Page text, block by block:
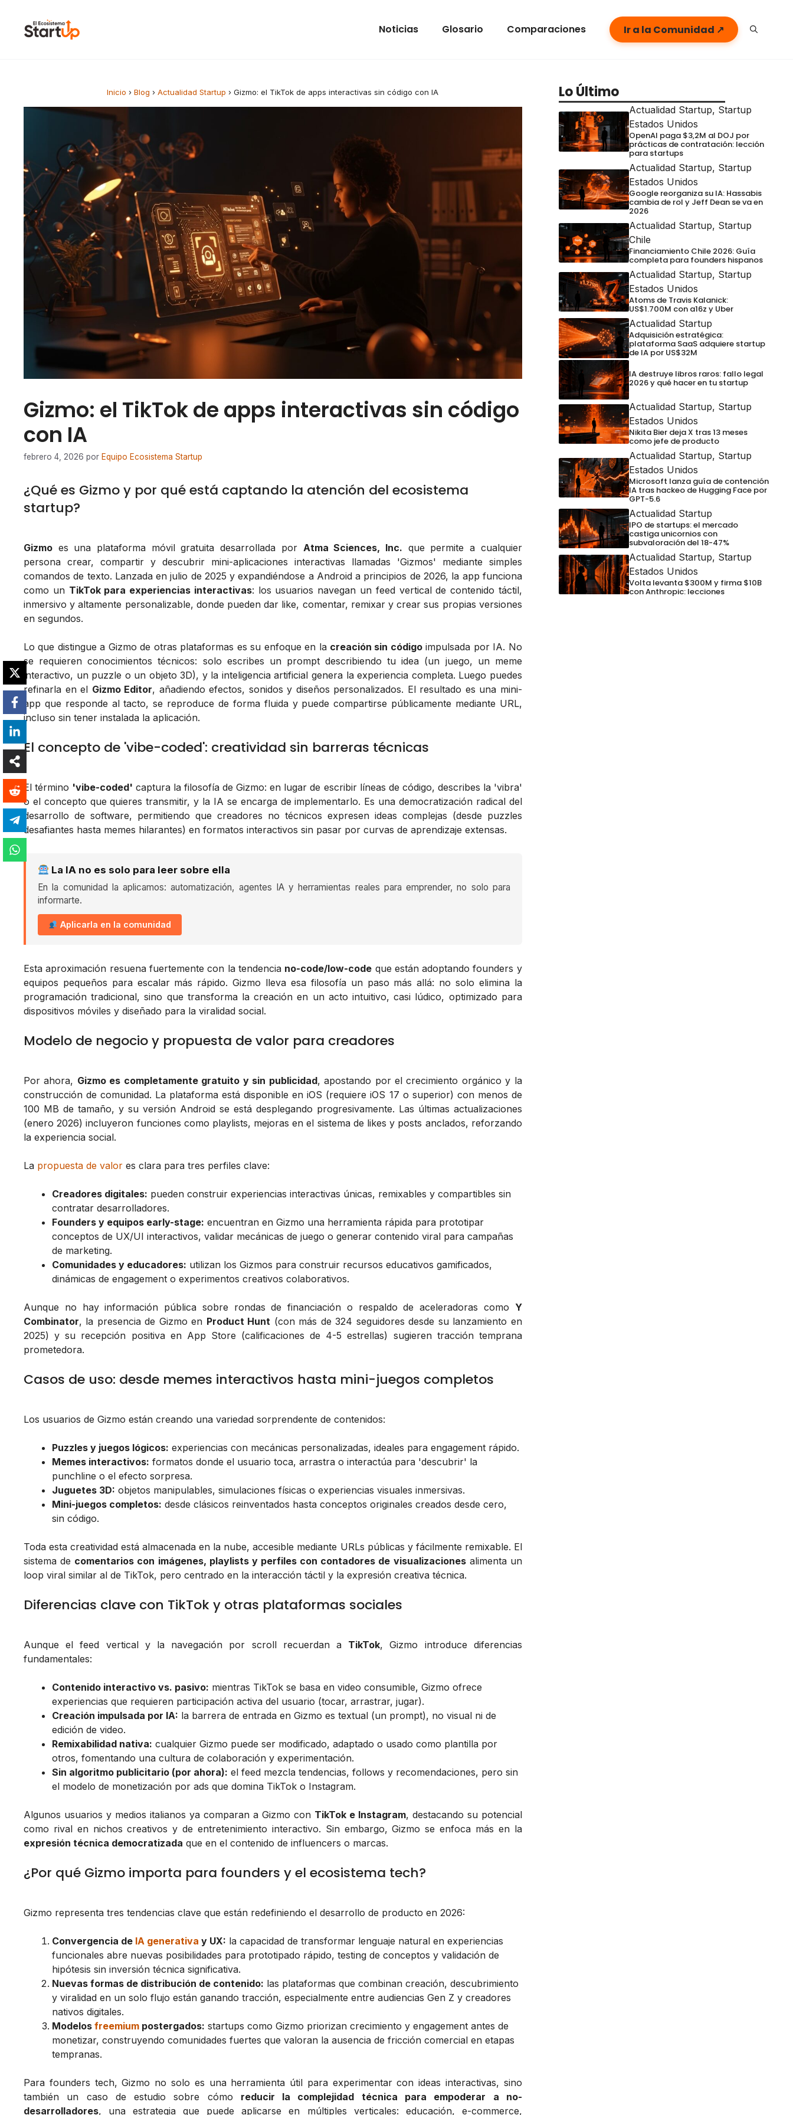
Noticias Glosario Comparaciones Ir a la Comunidad ↗
Inicio › Blog › Actualidad Startup › Gizmo: el TikTok de apps interactivas sin código con IA
Gizmo: el TikTok de apps interactivas sin código
con IA
febrero 4, 2026 por Equipo Ecosistema Startup
¿Qué es Gizmo y por qué está captando la atención del ecosistema
startup?
Gizmo es una plataforma móvil gratuita desarrollada por Atma Sciences, Inc. que permite a cualquier
persona crear, compartir y descubrir mini-aplicaciones interactivas llamadas 'Gizmos' mediante simples
comandos de texto. Lanzada en julio de 2025 y expandiéndose a Android a principios de 2026, la app funciona
como un TikTok para experiencias interactivas: los usuarios navegan un feed vertical de contenido táctil,
inmersivo y altamente personalizable, donde pueden dar like, comentar, remixar y crear sus propias versiones
en segundos.
Lo que distingue a Gizmo de otras plataformas es su enfoque en la creación sin códigoimpulsada por IA. No
se requieren conocimientos técnicos: solo escribes un prompt describiendo tu idea (un juego, un meme
interactivo, un puzzle o un objeto 3D), y la inteligencia artificial genera la experiencia completa. Luego puedes
refinarla en el Gizmo Editor, añadiendo efectos, sonidos y diseños personalizados. El resultado es una mini-
app que responde al tacto, se reproduce de forma fluida y puede compartirse públicamente mediante URL,
incluso sin tener instalada la aplicación.
El concepto de 'vibe-coded': creatividad sin barreras técnicas
El término 'vibe-coded' captura la filosofía de Gizmo: en lugar de escribir líneas de código, describes la 'vibra'
o el concepto que quieres transmitir, y la IA se encarga de implementarlo. Es una democratización radical del
desarrollo de software, permitiendo que creadores no técnicos expresen ideas complejas (desde puzzles
desafiantes hasta memes hilarantes) en formatos interactivos sin pasar por curvas de aprendizaje extensas.
La IA no es solo para leer sobre ella
En la comunidad la aplicamos: automatización, agentes IA y herramientas reales para emprender, no solo para
informarte.
Aplicarla en la comunidad
Esta aproximación resuena fuertemente con la tendencia no-code/low-code que están adoptando founders y
equipos pequeños para escalar más rápido. Gizmo lleva esa filosofía un paso más allá: no solo elimina la
programación tradicional, sino que transforma la creación en un acto intuitivo, casi lúdico, optimizado para
dispositivos móviles y diseñado para la viralidad social.
Modelo de negocio y propuesta de valor para creadores
Por ahora, Gizmo es completamente gratuito y sin publicidad, apostando por el crecimiento orgánico y la
construcción de comunidad. La plataforma está disponible en iOS (requiere iOS 17 o superior) con menos de
100 MB de tamaño, y su versión Android se está desplegando progresivamente. Las últimas actualizaciones
(enero 2026) incluyeron funciones como playlists, mejoras en el sistema de likes y posts anclados, reforzando
la experiencia social.
La propuesta de valor es clara para tres perfiles clave:
Creadores digitales: pueden construir experiencias interactivas únicas, remixables y compartibles sin
contratar desarrolladores.
Founders y equipos early-stage: encuentran en Gizmo una herramienta rápida para prototipar
conceptos de UX/UI interactivos, validar mecánicas de juego o generar contenido viral para campañas
de marketing.
Comunidades y educadores: utilizan los Gizmos para construir recursos educativos gamificados,
dinámicas de engagement o experimentos creativos colaborativos.
Aunque no hay información pública sobre rondas de financiación o respaldo de aceleradoras como Y
Combinator, la presencia de Gizmo en Product Hunt (con más de 324 seguidores desde su lanzamiento en
2025) y su recepción positiva en App Store (calificaciones de 4-5 estrellas) sugieren tracción temprana
prometedora.
Casos de uso: desde memes interactivos hasta mini-juegos completos
Los usuarios de Gizmo están creando una variedad sorprendente de contenidos:
Puzzles y juegos lógicos: experiencias con mecánicas personalizadas, ideales para engagement rápido.
Memes interactivos: formatos donde el usuario toca, arrastra o interactúa para 'descubrir' la
punchline o el efecto sorpresa.
Juguetes 3D: objetos manipulables, simulaciones físicas o experiencias visuales inmersivas.
Mini-juegos completos: desde clásicos reinventados hasta conceptos originales creados desde cero,
sin código.
Toda esta creatividad está almacenada en la nube, accesible mediante URLs públicas y fácilmente remixable. El
sistema de comentarios con imágenes, playlists y perfiles con contadores de visualizacionesalimenta un
loop viral similar al de TikTok, pero centrado en la interacción táctil y la expresión creativa técnica.
Diferencias clave con TikTok y otras plataformas sociales
Aunque el feed vertical y la navegación por scroll recuerdan a TikTok, Gizmo introduce diferencias
fundamentales:
Contenido interactivo vs. pasivo: mientras TikTok se basa en video consumible, Gizmo ofrece
experiencias que requieren participación activa del usuario (tocar, arrastrar, jugar).
Creación impulsada por IA: la barrera de entrada en Gizmo es textual (un prompt), no visual ni de
edición de video.
Remixabilidad nativa: cualquier Gizmo puede ser modificado, adaptado o usado como plantilla por
otros, fomentando una cultura de colaboración y experimentación.
Sin algoritmo publicitario (por ahora): el feed mezcla tendencias, follows y recomendaciones, pero sin
el modelo de monetización por ads que domina TikTok o Instagram.
Algunos usuarios y medios italianos ya comparan a Gizmo con TikTok e Instagram, destacando su potencial
como rival en nichos creativos y de entretenimiento interactivo. Sin embargo, Gizmo se enfoca más en la
expresión técnica democratizada que en el contenido de influencers o marcas.
¿Por qué Gizmo importa para founders y el ecosistema tech?
Gizmo representa tres tendencias clave que están redefiniendo el desarrollo de producto en 2026:
Convergencia de IA generativa y UX: la capacidad de transformar lenguaje natural en experiencias
funcionales abre nuevas posibilidades para prototipado rápido, testing de conceptos y validación de
hipótesis sin inversión técnica significativa.
Nuevas formas de distribución de contenido: las plataformas que combinan creación, descubrimiento
y viralidad en un solo flujo están ganando tracción, especialmente entre audiencias Gen Z y creadores
nativos digitales.
Modelos freemium postergados: startups como Gizmo priorizan crecimiento y engagement antes de
monetizar, construyendo comunidades fuertes que valoran la ausencia de fricción comercial en etapas
tempranas.
Para founders tech, Gizmo no solo es una herramienta útil para experimentar con ideas interactivas, sino
también un caso de estudio sobre cómo reducir la complejidad técnica para empoderar a no-
desarrolladores, una estrategia que puede aplicarse en múltiples verticales: educación, e-commerce,
Lo Último
Actualidad Startup, Startup
Estados Unidos
OpenAI paga $3,2M al DOJ por
prácticas de contratación: lección
para startups
Actualidad Startup, Startup
Estados Unidos
Google reorganiza su IA: Hassabis
cambia de rol y Jeff Dean se va en
2026
Actualidad Startup, Startup
Chile
Financiamiento Chile 2026: Guía
completa para founders hispanos
Actualidad Startup, Startup
Estados Unidos
Atoms de Travis Kalanick:
US$1.700M con a16z y Uber
Actualidad Startup
Adquisición estratégica:
plataforma SaaS adquiere startup
de IA por US$32M
IA destruye libros raros: fallo legal
2026 y qué hacer en tu startup
Actualidad Startup, Startup
Estados Unidos
Nikita Bier deja X tras 13 meses
como jefe de producto
Actualidad Startup, Startup
Estados Unidos
Microsoft lanza guía de contención
IA tras hackeo de Hugging Face por
GPT-5.6
Actualidad Startup
IPO de startups: el mercado
castiga unicornios con
subvaloración del 18-47%
Actualidad Startup, Startup
Estados Unidos
Volta levanta $300M y firma $10B
con Anthropic: lecciones